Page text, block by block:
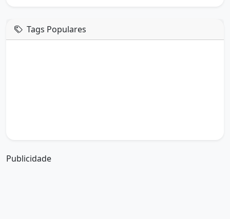
Tags Populares
Publicidade